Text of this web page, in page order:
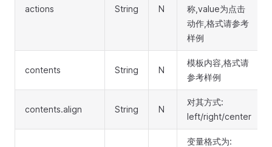
actions String N
称,value为点击
动作,格式请参考
样例
contents String N
模板内容,格式请
参考样例
contents.align String N
对其方式:
left/right/center
变量格式为: